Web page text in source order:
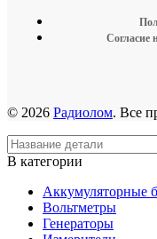
Согласие
© 2026 Радиолом. Все
В категории
Аккумуляторные
Вольтметры
Генераторы